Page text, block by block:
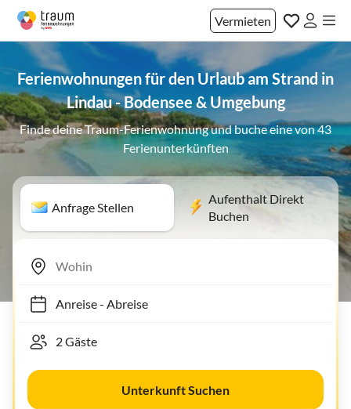
Vermieten
Ferienwohnungen für den Urlaub am Strand in
Lindau - Bodensee & Umgebung
Finde deine Traum-Ferienwohnung und buche eine von 43
Ferienunterkünften
Anfrage Stellen
Aufenthalt Direkt
Buchen
Anreise- Abreise
Unterkunft Suchen